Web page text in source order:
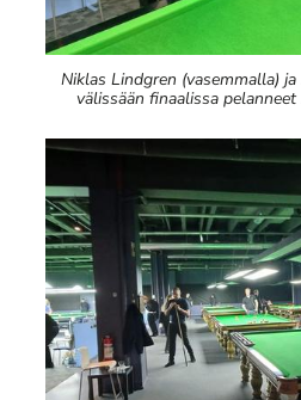
Niklas Lindgren (vasemmalla)
välissään finaalissa